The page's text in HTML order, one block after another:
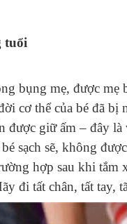
tuổi
bụng mẹ, được mẹ
cơ thể của bé đã
được giữ ấm – đây
sạch sẽ, không
hợp sau khi tắm
đi tất chân, tất tay,